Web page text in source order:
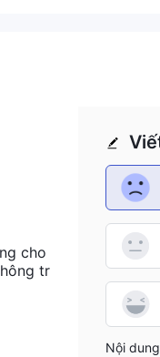
cho
tr
Nội